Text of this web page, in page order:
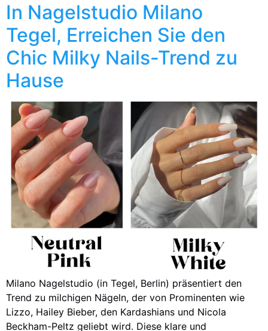
In Nagelstudio Milano
Tegel, Erreichen Sie den
Chic Milky Nails-Trend zu
Hause
Milano Nagelstudio (in Tegel, Berlin) präsentiert den
Trend zu milchigen Nägeln, der von Prominenten wie
Lizzo, Hailey Bieber, den Kardashians und Nicola
Beckham-Peltz geliebt wird. Diese klare und